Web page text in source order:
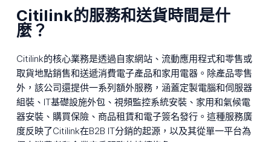
Citilink的服務和送貨時間是什
麼？
Citilink的核心業務是透過自家網站、流動應用程式和零售或
取貨地點銷售和送遞消費電子產品和家用電器。除產品零售
外，該公司還提供一系列額外服務，涵蓋定製電腦和伺服器
組裝、IT基礎設施外包、視頻監控系統安裝、家用和氣候電
器安裝、購買保險、商品租賃和電子簽名發行。這種服務廣
度反映了Citilink在B2B IT分銷的起源，以及其從單一平台為